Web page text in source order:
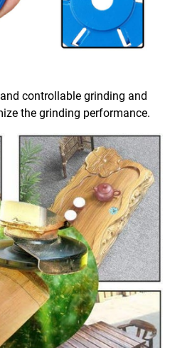
controllable grinding and
the grinding performance.